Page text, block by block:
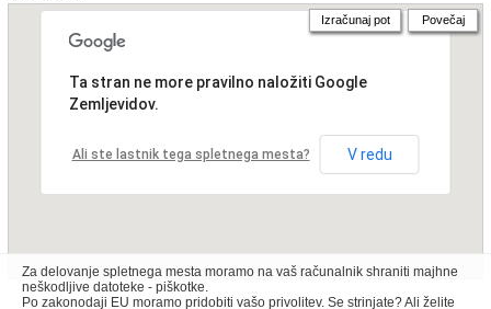
Ta stran ne more pravilno naložiti Google
Zemljevidov.
Ali ste lastnik tega spletnega mesta? V redu
Izračunaj pot Povečaj
Za delovanje spletnega mesta moramo na vaš računalnik shraniti majhne
neškodljive datoteke - piškotke.
Po zakonodaji EU moramo pridobiti vašo privolitev. Se strinjate? Ali želite